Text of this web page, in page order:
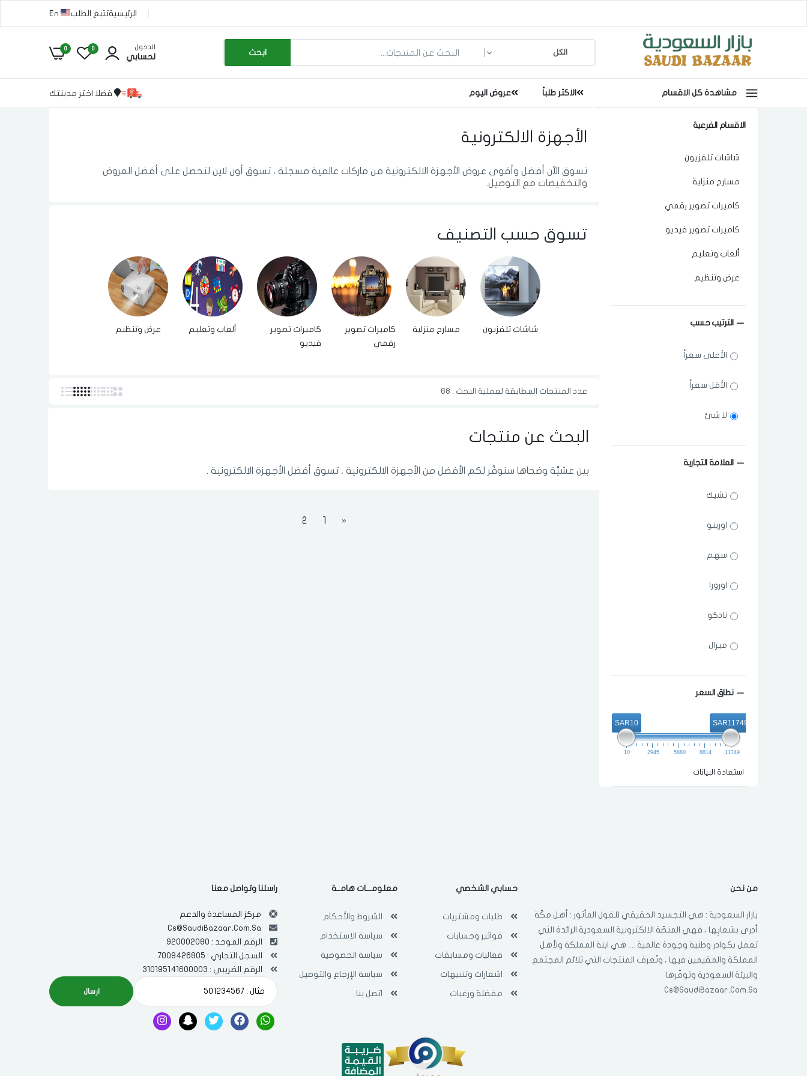
الرئيسيةتتبع الطلب En
ابحث
الدخول
لحسابي
0
0
مشاهدة كل الاقسام الاكثر طلباً عروض اليوم فضلا اختر مدينتك
الاقسام الفرعية
شاشات تلفزيون
مسارح منزلية
كاميرات تصوير رقمي
كاميرات تصوير فيديو
ألعاب وتعليم
عرض وتنظيم
الترتيب حسب
الأعلى سعراً
الأقل سعراً
لا شئ
العلامة التجارية
تشيك
اورينو
سهم
اورورا
نادكو
ميرال
كونكا
اركو
سوني
هاير
ادميرال
نطاق السعر
SAR10 SAR11749
10 2945 5880 8814 11749
استعادة البيانات
الأجهزة الالكترونية
تسوق الآن أفضل وأقوى عروض الأجهزة الالكترونية من ماركات عالمية مسجلة ، تسوق أون لاين لتحصل على أفضل العروض
والتخفيضات مع التوصيل.
تسوق حسب التصنيف
شاشات تلفزيون مسارح منزلية
كاميرات تصوير
رقمي
كاميرات تصوير
فيديو
ألعاب وتعليم عرض وتنظيم
عدد المنتجات المطابقة لعملية البحث : 68
البحث عن منتجات
بين عشيَّة وضحاها سنوفّر لكم الأفضل من الأجهزة الالكترونية , تسوق أفضل الأجهزة الالكترونية .
«
1
2
من نحن
بازار السعودية : هي التجسيد الحقيقي للقول المأثور : أهل مكّة
أدرى بشعابِها ، فهي المنصّة الالكترونية السعودية الرائدة التي
تعمل بكوادر وطنية وجودة عالمية .... هي ابنة المملكة ولأهل
المملكة والمقيمين فيها ، وتَعرف المنتجات التي تلائم المجتمع
والبيئة السعودية وتوفّرها
Cs@SaudiBazaar.Com.Sa
حسابي الشخصي
طلبات ومشتريات
فواتير وحسابات
فعاليات ومسابقات
اشعارات وتنبيهات
مفضلة ورغبات
معلومـــات هامــة
الشروط والأحكام
سياسة الاستخدام
سياسة الخصوصية
سياسة الإرجاع والتوصيل
اتصل بنا
راسلنا وتواصل معنا
مركز المساعدة والدعم
Cs@SaudiBazaar.Com.Sa
الرقم الموحد : 920002080
السجل التجاري : 7009426805
الرقم الضريبي : 310195141600003
ارسال
اختر المدينة
ما الذي تبحث عنه؟